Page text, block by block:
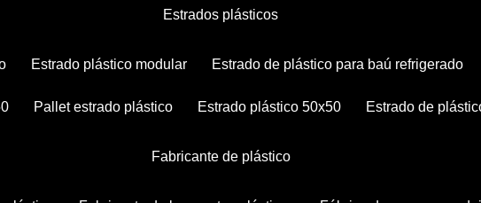
estrados plásticos
estrado plástico modular estrado de plástico para baú refrigerado
pallet estrado plástico estrado plástico 50x50 estrado de
fabricante de plástico